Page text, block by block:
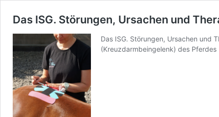
Das ISG. Störungen, Ursachen und
Das ISG. Störungen, Ursachen und
(Kreuzdarmbeingelenk) des